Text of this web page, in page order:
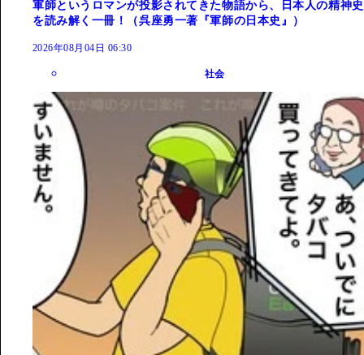
軍師というロマンが投影されてきた物語から、日本人の精神史
を読み解く一冊！（呉座勇一著『軍師の日本史』）
2026年08月04日 06:30
社会